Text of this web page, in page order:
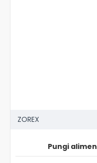
ZOREX
Pungi